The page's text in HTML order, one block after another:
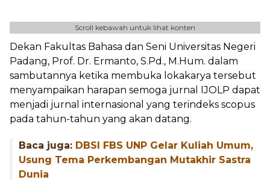
Scroll kebawah untuk lihat konten
Dekan Fakultas Bahasa dan Seni Universitas Negeri
Padang, Prof. Dr. Ermanto, S.Pd., M.Hum. dalam
sambutannya ketika membuka lokakarya tersebut
menyampaikan harapan semoga jurnal IJOLP dapat
menjadi jurnal internasional yang terindeks scopus
pada tahun-tahun yang akan datang.
Baca juga: DBSI FBS UNP Gelar Kuliah Umum,
Usung Tema Perkembangan Mutakhir Sastra
Dunia